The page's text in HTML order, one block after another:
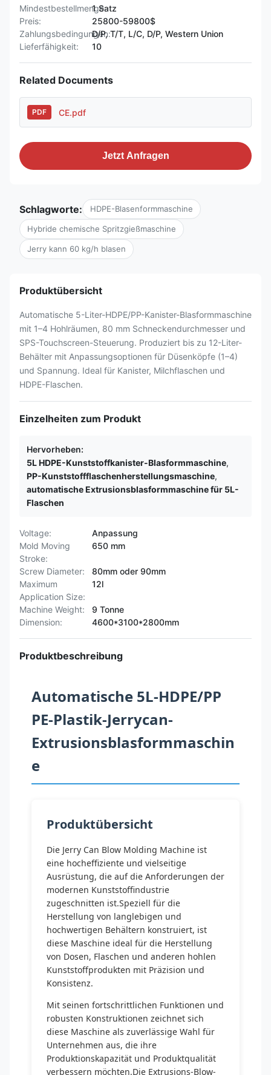
Mindestbestellmenge:
1 Satz
Preis:
25800-59800$
Zahlungsbedingungen:D/P, T/T, L/C, D/P, Western Union
Lieferfähigkeit:
10
Related Documents
PDF CE.pdf
Jetzt Anfragen
Schlagworte: HDPE-Blasenformmaschine
Hybride chemische Spritzgießmaschine
Jerry kann 60 kg/h blasen
Produktübersicht
Automatische 5-Liter-HDPE/PP-Kanister-Blasformmaschine
mit 1–4 Hohlräumen, 80 mm Schneckendurchmesser und
SPS-Touchscreen-Steuerung. Produziert bis zu 12-Liter-
Behälter mit Anpassungsoptionen für Düsenköpfe (1–4)
und Spannung. Ideal für Kanister, Milchflaschen und
HDPE-Flaschen.
Einzelheiten zum Produkt
Hervorheben:
5L HDPE-Kunststoffkanister-Blasformmaschine,
PP-Kunststoffflaschenherstellungsmaschine,
automatische Extrusionsblasformmaschine für 5L-
Flaschen
Voltage:
Anpassung
Mold Moving
Stroke:
650 mm
Screw Diameter:
80mm oder 90mm
Maximum
Application Size:
12l
Machine Weight:
9 Tonne
Dimension:
4600*3100*2800mm
Produktbeschreibung
Automatische 5L-HDPE/PP
PE-Plastik-Jerrycan-
Extrusionsblasformmaschin
e
Produktübersicht
Die Jerry Can Blow Molding Machine ist
eine hocheffiziente und vielseitige
Ausrüstung, die auf die Anforderungen der
modernen Kunststoffindustrie
zugeschnitten ist.Speziell für die
Herstellung von langlebigen und
hochwertigen Behältern konstruiert, ist
diese Maschine ideal für die Herstellung
von Dosen, Flaschen und anderen hohlen
Kunststoffprodukten mit Präzision und
Konsistenz.
Mit seinen fortschrittlichen Funktionen und
robusten Konstruktionen zeichnet sich
diese Maschine als zuverlässige Wahl für
Unternehmen aus, die ihre
Produktionskapazität und Produktqualität
verbessern möchten.Die Extrusions-Blow-